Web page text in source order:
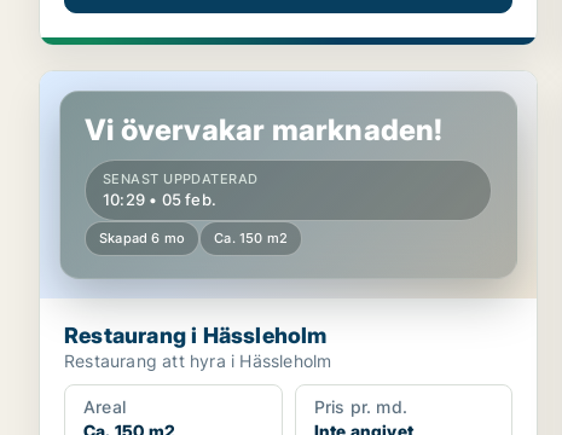
Restaurang i Hässleholm
Vi övervakar marknaden!
SENAST UPPDATERAD
10:29 • 05 feb.
Skapad 6 mo Ca. 150 m2
Restaurang i Hässleholm
Restaurang att hyra i Hässleholm
Areal
Ca. 150 m2
Pris pr. md.
Inte angivet